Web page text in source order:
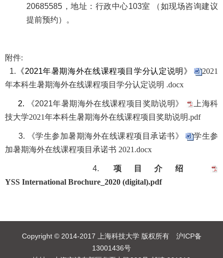
20685585 ，地址：行政中心103室 （如现场咨询建议
提前预约）。
附件:
1. 《2021年暑期海外在线课程项目学分认定说明》
2021
年本科生暑期海外在线课程项目学分认定说明 .docx
2. 《2021年暑期海外在线课程项目奖助说明》
上海科
技大学2021年本科生暑期海外在线课程项目奖助说明.pdf
3. 《学生参加暑期海外在线课程项目承诺书》
学生参
加暑期海外在线课程项目承诺书 2021.docx
4. 项目介绍
YSS International Brochure_2020 (digital).pdf
Copyright © 2014-2017 上海科技大学 版权所有 沪ICP备
13001436号